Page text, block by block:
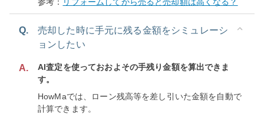
Q.
売却した時に手元に残る金額をシミュレーシ
ョンしたい
A.
AI査定を使っておおよその手残り金額を算出できま
す。
HowMaでは、ローン残高等を差し引いた金額を自動で
計算できます。